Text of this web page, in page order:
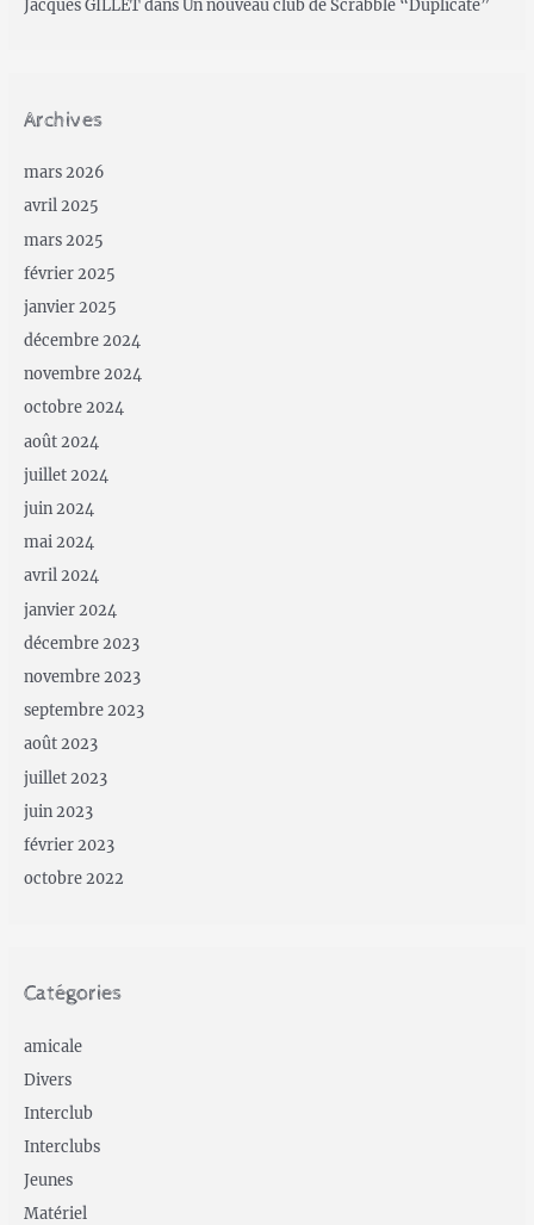
Jacques GILLETdansUn nouveau club de Scrabble “Duplicate”
Archives
mars 2026
avril 2025
mars 2025
février 2025
janvier 2025
décembre 2024
novembre 2024
octobre 2024
août 2024
juillet 2024
juin 2024
mai 2024
avril 2024
janvier 2024
décembre 2023
novembre 2023
septembre 2023
août 2023
juillet 2023
juin 2023
février 2023
octobre 2022
Catégories
amicale
Divers
Interclub
Interclubs
Jeunes
Matériel